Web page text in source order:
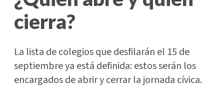
cierra?
La lista de colegios que desfilarán el 15 de
septiembre ya está definida: estos serán los
encargados de abrir y cerrar la jornada cívica.